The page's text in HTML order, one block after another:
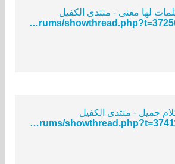
لها معنى - منتدى الكفيل
http://www.alkafeel.net/forums/showthread.php?t=37256
جميل - منتدى الكفيل
http://www.alkafeel.net/forums/showthread.php?t=37411